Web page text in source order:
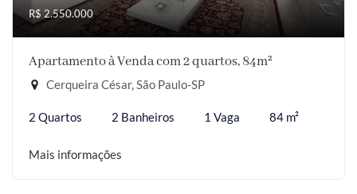
R$ 2.550.000
Apartamento à Venda com 2 quartos, 84m²
Cerqueira César, São Paulo-SP
2 Quartos 2 Banheiros 1 Vaga 84 m²
Mais informações